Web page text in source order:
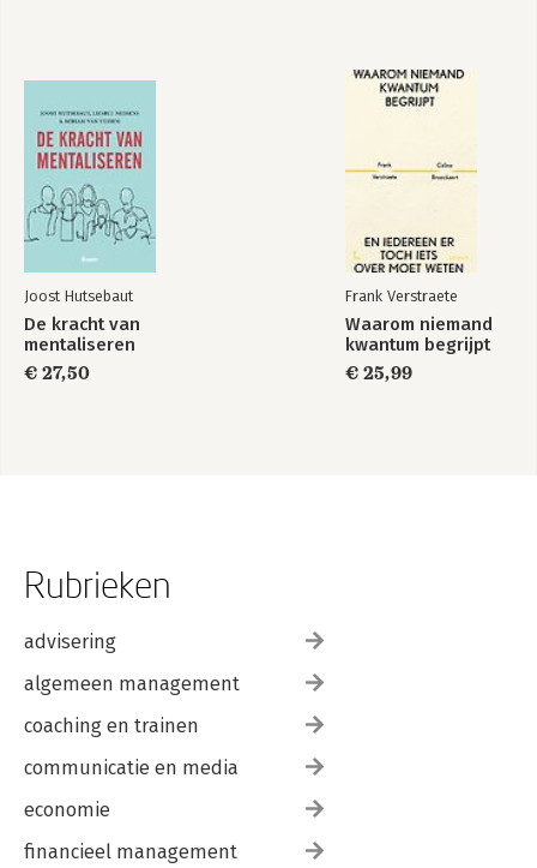
Joost Hutsebaut
De kracht van
mentaliseren
€ 27,50
Frank Verstraete
Waarom niemand
kwantum begrijpt
€ 25,99
Rubrieken
advisering
algemeen management
coaching en trainen
communicatie en media
economie
financieel management